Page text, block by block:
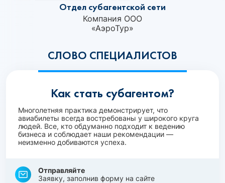
СЛОВО СПЕЦИАЛИСТОВ
Отдел субагентской сети
Компания ООО
«АэроТур»‎
Как стать субагентом?
Многолетняя практика демонстрирует, что
авиабилеты всегда востребованы у широкого круга
людей. Все, кто обдуманно подходит к ведению
бизнеса и соблюдает наши рекомендации —
неизменно добиваются успеха.
Отправляйте
Заявку, заполнив форму на сайте